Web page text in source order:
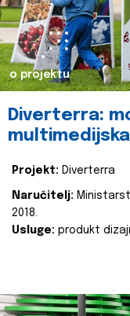
o projektu
Diverterra:
Projekt: Diverterra
Naručitelj:
2018.
Usluge: produkt